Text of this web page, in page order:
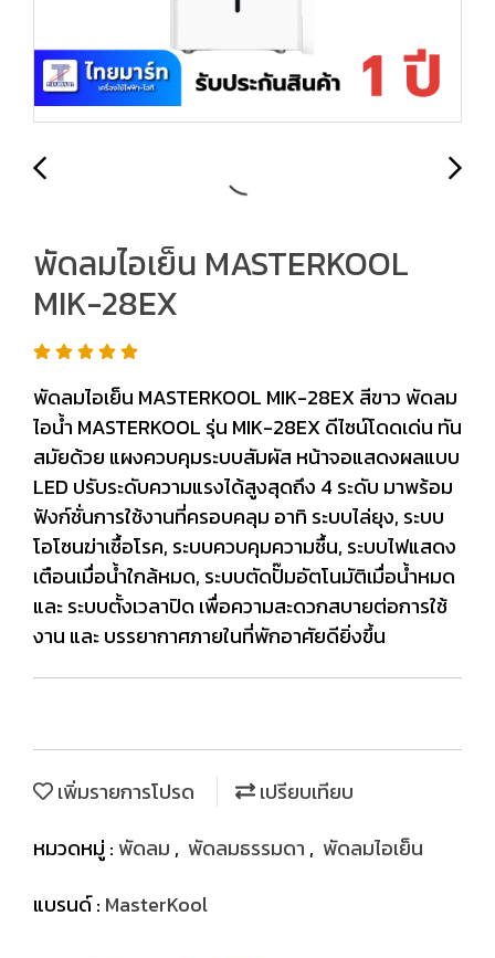
พัดลมไอเย็น MASTERKOOL
MIK-28EX
พัดลมไอเย็น MASTERKOOL MIK-28EX สีขาว พัดลม
ไอน้ำ MASTERKOOL รุ่น MIK-28EX ดีไซน์โดดเด่น ทัน
สมัยด้วย แผงควบคุมระบบสัมผัส หน้าจอแสดงผลแบบ
LED ปรับระดับความแรงได้สูงสุดถึง 4 ระดับ มาพร้อม
ฟังก์ชั่นการใช้งานที่ครอบคลุม อาทิ ระบบไล่ยุง, ระบบ
โอโซนฆ่าเชื้อโรค, ระบบควบคุมความชื้น, ระบบไฟแสดง
เตือนเมื่อน้ำใกล้หมด, ระบบตัดปั๊มอัตโนมัติเมื่อน้ำหมด
และ ระบบตั้งเวลาปิด เพื่อความสะดวกสบายต่อการใช้
งาน และ บรรยากาศภายในที่พักอาศัยดียิ่งขึ้น
เพิ่มรายการโปรด
เปรียบเทียบ
หมวดหมู่ : พัดลม , พัดลมธรรมดา , พัดลมไอเย็น
แบรนด์ : MasterKool